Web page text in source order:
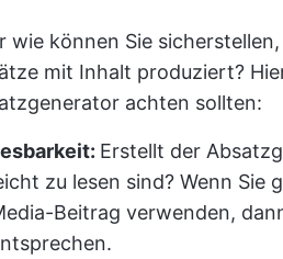
wie können Sie
mit Inhalt produziert?
achten sollten:
: Erstellt der
zu lesen sind? Wenn Sie
Beitrag verwenden,